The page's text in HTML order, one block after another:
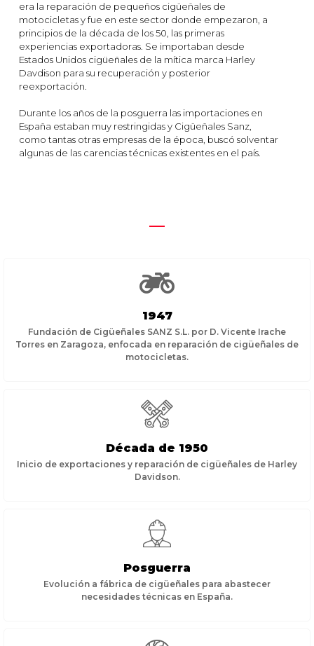
era la reparación de pequeños cigüeñales de
motocicletas y fue en este sector donde empezaron, a
principios de la década de los 50, las primeras
experiencias exportadoras. Se importaban desde
Estados Unidos cigüeñales de la mítica marca Harley
Davdison para su recuperación y posterior
reexportación.
Durante los años de la posguerra las importaciones en
España estaban muy restringidas y Cigüeñales Sanz,
como tantas otras empresas de la época, buscó solventar
algunas de las carencias técnicas existentes en el país.
1947
Fundación de Cigüeñales SANZ S.L. por D. Vicente Irache
Torres en Zaragoza, enfocada en reparación de cigüeñales de
motocicletas.
Década de 1950
Inicio de exportaciones y reparación de cigüeñales de Harley
Davidson.
Posguerra
Evolución a fábrica de cigüeñales para abastecer
necesidades técnicas en España.